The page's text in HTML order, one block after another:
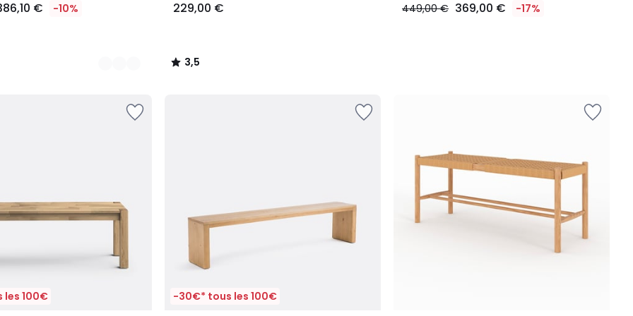
€ -10% 229,00 €
3,5
/
449,00 € 369,00 € -17%
100€ -30€* tous les 100€